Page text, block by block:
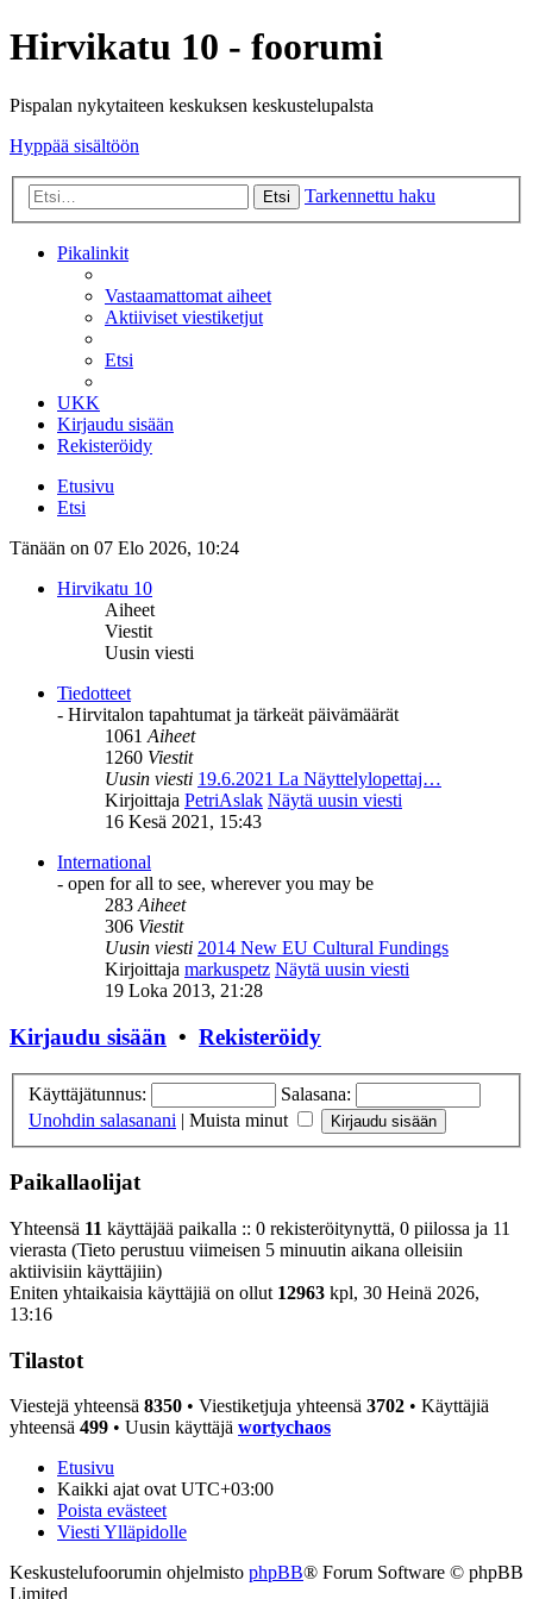
Hirvikatu 10 - foorumi
Pispalan nykytaiteen keskuksen keskustelupalsta
Hyppää sisältöön
Etsi Tarkennettu haku
Pikalinkit
Vastaamattomat aiheet
Aktiiviset viestiketjut
Etsi
UKK
Kirjaudu sisään
Rekisteröidy
Etusivu
Etsi
Tänään on 07 Elo 2026, 10:24
Hirvikatu 10
Aiheet
Viestit
Uusin viesti
Tiedotteet
- Hirvitalon tapahtumat ja tärkeät päivämäärät
1061Aiheet
1260 Viestit
Uusin viesti 19.6.2021 La Näyttelylopettaj…
Kirjoittaja PetriAslak Näytä uusin viesti
16 Kesä 2021, 15:43
International
- open for all to see, wherever you may be
283Aiheet
306 Viestit
Uusin viesti 2014 New EU Cultural Fundings
Kirjoittaja markuspetz Näytä uusin viesti
19 Loka 2013, 21:28
Kirjaudu sisään • Rekisteröidy
Käyttäjätunnus:
Salasana:
Unohdin salasanani | Muista minut
Paikallaolijat
Yhteensä 11 käyttäjää paikalla :: 0 rekisteröitynyttä, 0 piilossa ja 11
vierasta (Tieto perustuu viimeisen 5 minuutin aikana olleisiin
aktiivisiin käyttäjiin)
Eniten yhtaikaisia käyttäjiä on ollut 12963 kpl, 30 Heinä 2026,
13:16
Tilastot
Viestejä yhteensä 8350 • Viestiketjuja yhteensä 3702 • Käyttäjiä
yhteensä 499 • Uusin käyttäjä wortychaos
Etusivu
Kaikki ajat ovat UTC+03:00
Poista evästeet
Viesti Ylläpidolle
Keskustelufoorumin ohjelmisto phpBB® Forum Software © phpBB
Limited